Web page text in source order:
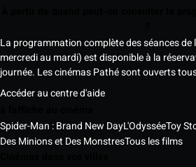
La programmation complète des séances de
mercredi au mardi) est disponible à la
journée. Les cinémas Pathé sont ouverts
Accéder au centre d'aide
Spider-Man : Brand New DayL'OdysséeToy
Des Minions et Des MonstresTous les films